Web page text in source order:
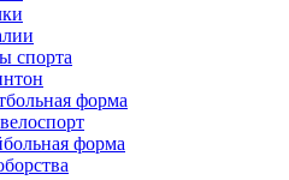
спорта
форма
форма